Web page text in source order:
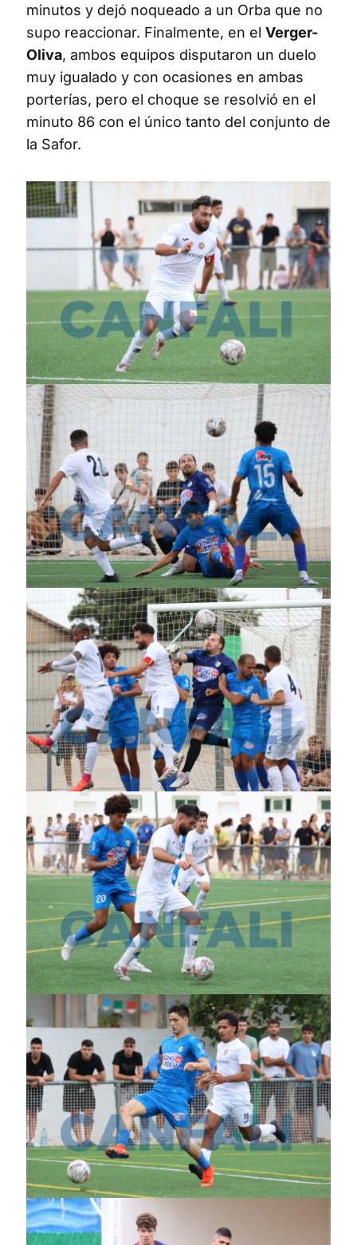
minutos y dejó noqueado a un Orba que no
supo reaccionar. Finalmente, en el Verger-
Oliva, ambos equipos disputaron un duelo
muy igualado y con ocasiones en ambas
porterías, pero el choque se resolvió en el
minuto 86 con el único tanto del conjunto de
la Safor.